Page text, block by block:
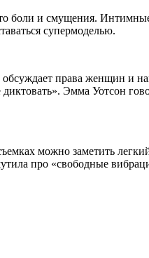
боли и смущения.
супермоделью.
права женщин и
Эмма Уотсон
можно заметить
про «свободные